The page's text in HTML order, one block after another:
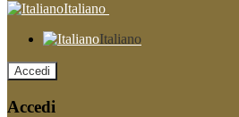
Italiano
Italiano
Accedi
Accedi